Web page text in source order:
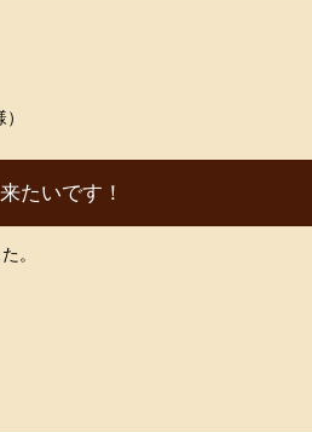
たいです！
。